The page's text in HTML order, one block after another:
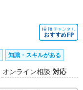
知識・スキルがある
オンライン相談 対応